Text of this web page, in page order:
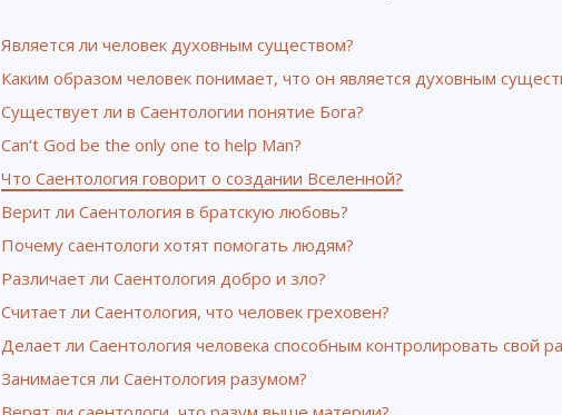
Является ли человек духовным существом?
Каким образом человек понимает, что он является духовным
Существует ли в Саентологии понятие Бога?
Can’t God be the only one to help Man?
Что Саентология говорит о создании Вселенной?
Верит ли Саентология в братскую любовь?
Почему саентологи хотят помогать людям?
Различает ли Саентология добро и зло?
Считает ли Саентология, что человек греховен?
Делает ли Саентология человека способным контролировать свой
Занимается ли Саентология разумом?